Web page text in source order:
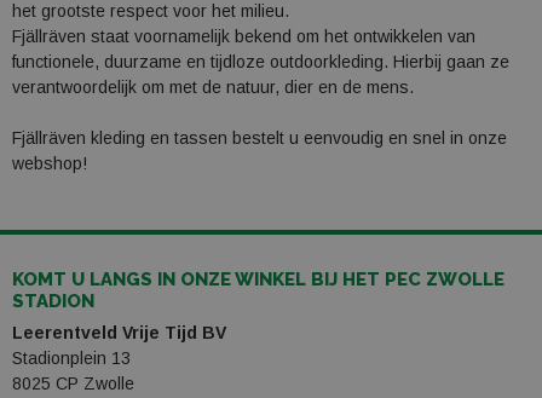
het grootste respect voor het milieu.
Fjällräven staat voornamelijk bekend om het ontwikkelen van
functionele, duurzame en tijdloze outdoorkleding. Hierbij gaan ze
verantwoordelijk om met de natuur, dier en de mens.
Fjällräven kleding en tassen bestelt u eenvoudig en snel in onze
webshop!
KOMT U LANGS IN ONZE WINKEL BIJ HET PEC ZWOLLE
STADION
Leerentveld Vrije Tijd BV
Stadionplein 13
8025 CP Zwolle